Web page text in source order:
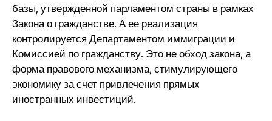
базы, утвержденной парламентом страны в рамках
Закона о гражданстве. А ее реализация
контролируется Департаментом иммиграции и
Комиссией по гражданству. Это не обход закона, а
форма правового механизма, стимулирующего
экономику за счет привлечения прямых
иностранных инвестиций.